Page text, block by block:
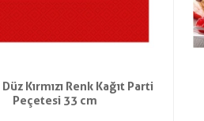
Kırmızı Renk Kağıt Parti
Peçetesi 33 cm